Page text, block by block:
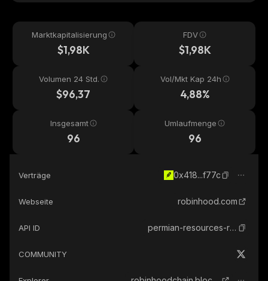
Marktkapitalisierung
$1,98K
FDV
$1,98K
Volumen 24 Std.
$96,37
Vol/Mkt Kap 24h
4,88%
Insgesamt
96
Umlaufmenge
96
Verträge 0x418...f77c
Webseite robinhood.com
API ID permian-resources-robinhood-tokenized-stock
COMMUNITY